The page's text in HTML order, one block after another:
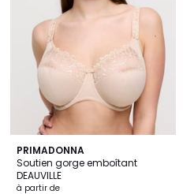
PRIMADONNA
Soutien gorge emboîtant
DEAUVILLE
à partir de
4,5
/ 5
8
Couleurs